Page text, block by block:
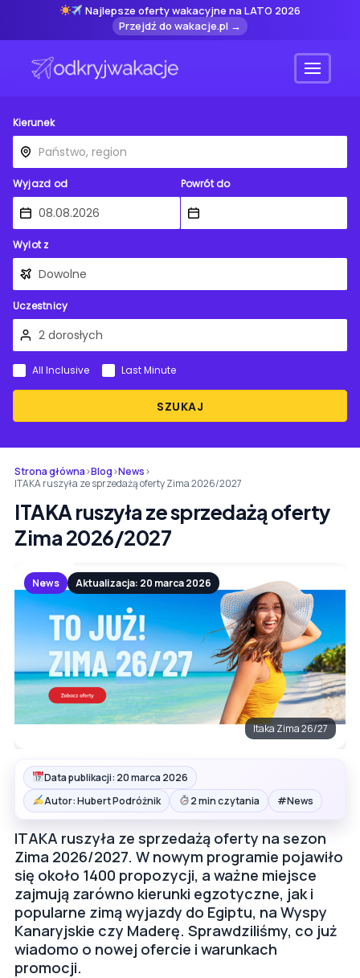
Najlepsze oferty wakacyjne na LATO 2026
Przejdź do wakacje.pl →
Menu
Kierunek
Wyjazd od Powrót do
Wylot z
Uczestnicy
SZUKAJ
All Inclusive Last Minute
Strona główna›Blog›News›
ITAKA ruszyła ze sprzedażą oferty Zima 2026/2027
ITAKA ruszyła ze sprzedażą oferty
Zima 2026/2027
News Aktualizacja: 20 marca 2026
Itaka Zima 26/27
Data publikacji: 20 marca 2026
Autor: Hubert Podróżnik
2 min czytania #News
ITAKA ruszyła ze sprzedażą oferty na sezon
Zima 2026/2027. W nowym programie pojawiło
się około 1400 propozycji, a ważne miejsce
zajmują zarówno kierunki egzotyczne, jak i
popularne zimą wyjazdy do Egiptu, na Wyspy
Kanaryjskie czy Maderę. Sprawdziliśmy, co już
wiadomo o nowej ofercie i warunkach
promocji.